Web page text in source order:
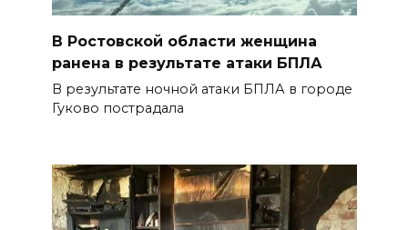
В Ростовской области женщина
ранена в результате атаки БПЛА
В результате ночной атаки БПЛА в городе
Гуково пострадала